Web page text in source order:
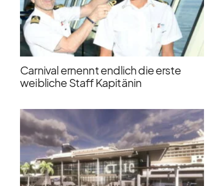
Carnival ernennt endlich die erste
weibliche Staff Kapitänin